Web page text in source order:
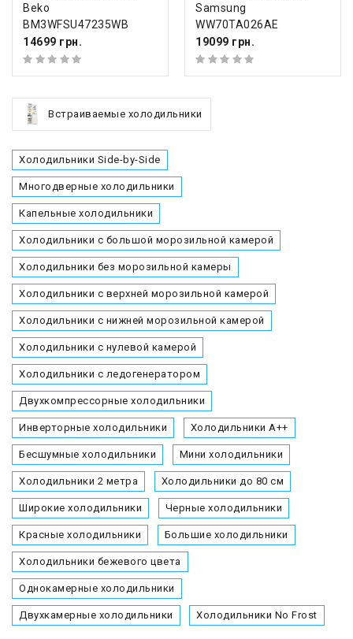
Beko
BM3WFSU47235WB
14699 грн.
Samsung
WW70TA026AE
19099 грн.
Встраиваемые холодильники
Холодильники Side-by-Side
Многодверные холодильники
Капельные холодильники
Холодильники с большой морозильной камерой
Холодильники без морозильной камеры
Холодильники с верхней морозильной камерой
Холодильники с нижней морозильной камерой
Холодильники с нулевой камерой
Холодильники с ледогенератором
Двухкомпрессорные холодильники
Инверторные холодильники Холодильники А++
Бесшумные холодильники Мини холодильники
Холодильники 2 метра Холодильники до 80 см
Широкие холодильники Черные холодильники
Красные холодильники Большие холодильники
Холодильники бежевого цвета
Однокамерные холодильники
Двухкамерные холодильники Холодильники No Frost